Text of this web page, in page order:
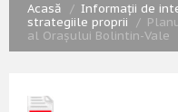
Acasă Informații de
strategiile proprii
al Orașului Bolintin-Vale